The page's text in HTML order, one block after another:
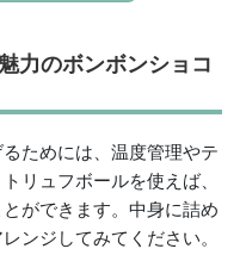
力のボンボンショコ
ためには、温度管理やテ
リュフボールを使えば、
ができます。中身に詰め
ンジしてみてください。